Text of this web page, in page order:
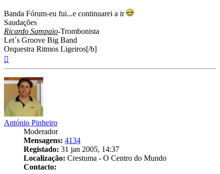
Banda Fórum-eu fui...e continuarei a ir
Saudações
Ricardo Sampaio-Trombonista
Let´s Groove Big Band
Orquestra Ritmos Ligeiros[/b]
António Pinheiro
Moderador
Mensagens: 4134
Registado: 31 jan 2005, 14:37
Localização: Crestuma - O Centro do Mundo
Contacto: